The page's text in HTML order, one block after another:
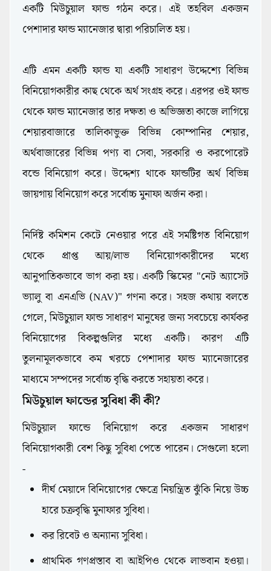
একটি মিউচুয়াল ফান্ড গঠন করে। এই তহবিল একজন
পেশাদার ফান্ড ম্যানেজার দ্বারা পরিচালিত হয়।
এটি এমন একটি ফান্ড যা একটি সাধারণ উদ্দেশ্যে বিভিন্ন
বিনিয়োগকারীর কাছ থেকে অর্থ সংগ্রহ করে। এরপর ওই ফান্ড
থেকে ফান্ড ম্যানেজার তার দক্ষতা ও অভিজ্ঞতা কাজে লাগিয়ে
শেয়ারবাজারে তালিকাভুক্ত বিভিন্ন কোম্পানির শেয়ার,
অর্থবাজারের বিভিন্ন পণ্য বা সেবা, সরকারি ও করপোরেট
বন্ডে বিনিয়োগ করে। উদ্দেশ্য থাকে ফান্ডটির অর্থ বিভিন্ন
জায়গায় বিনিয়োগ করে সর্বোচ্চ মুনাফা অর্জন করা।
নির্দিষ্ট কমিশন কেটে নেওয়ার পরে এই সমষ্টিগত বিনিয়োগ
থেকে প্রাপ্ত আয়/লাভ বিনিয়োগকারীদের মধ্যে
আনুপাতিকভাবে ভাগ করা হয়। একটি স্কিমের "নেট অ্যাসেট
ভ্যালু বা এনএভি (NAV)" গণনা করে। সহজ কথায় বলতে
গেলে, মিউচুয়াল ফান্ড সাধারণ মানুষের জন্য সবচেয়ে কার্যকর
বিনিয়োগের বিকল্পগুলির মধ্যে একটি। কারণ এটি
তুলনামূলকভাবে কম খরচে পেশাদার ফান্ড ম্যানেজারের
মাধ্যমে সম্পদের সর্বোচ্চ বৃদ্ধি করতে সহায়তা করে।
Guide
মিউচুয়াল ফান্ডের সুবিধা কী কী?
মিউচুয়াল ফান্ডে বিনিয়োগ করে একজন সাধারণ
বিনিয়োগকারী বেশ কিছু সুবিধা পেতে পারেন। সেগুলো হলো
-
দীর্ঘ মেয়াদে বিনিয়োগের ক্ষেত্রে নিয়ন্ত্রিত ঝুঁকি নিয়ে উচ্চ
হারে চক্রবৃদ্ধি মুনাফার সুবিধা।
কর রিবেট ও অন্যান্য সুবিধা।
প্রাথমিক গণপ্রস্তাব বা আইপিও থেকে লাভবান হওয়া।